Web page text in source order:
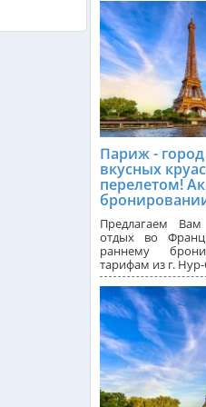
Париж -
вкусных
перелетом!
Предлагаем
отдых во
раннему
тарифам из г.